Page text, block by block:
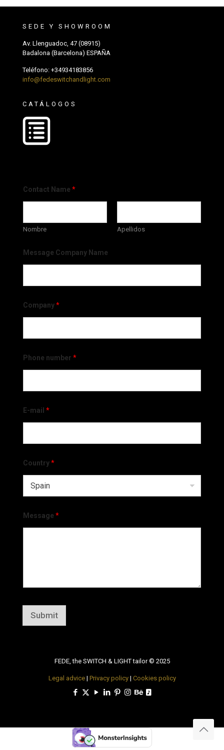
SEDE Y SHOWROOM
Av. Llenguadoc, 47 (08915)
Badalona (Barcelona) ESPAÑA
Teléfono: +34934183856
info@fedeswitchandlight.com
CATÁLOGOS
Contact Name *
Nombre Apellidos
Message Company Name
Company*
Phone number *
E-mail *
Country*
Message *
Submit
FEDE, the SWITCH & LIGHT tailor © 2025
Legal advice| Privacy policy| Cookies policy